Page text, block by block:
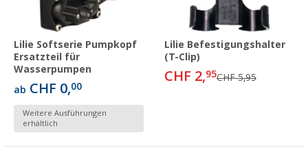
Lilie Softserie Pumpkopf
Ersatzteil für
Wasserpumpen
ab CHF 0,00
Weitere Ausführungen
erhältlich
Lilie Befestigungshalter
(T-Clip)
CHF 2,95CHF 5,95